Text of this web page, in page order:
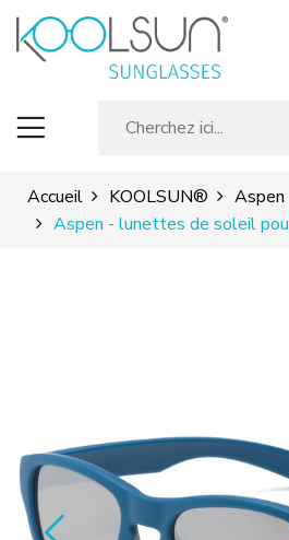
Accueil KOOLSUN®
Aspen
Aspen - lunettes de soleil